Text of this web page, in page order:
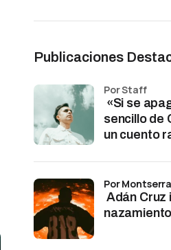
Publicaciones
«Si se
sencillo de
un cuento
por Staff
Adán Cruz
por